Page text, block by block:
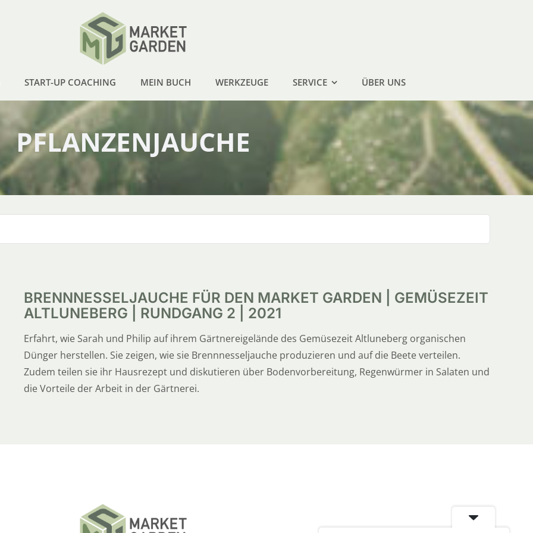
START-UP COACHING MEIN BUCH WERKZEUGE SERVICE ÜBER UNS
PFLANZENJAUCHE
BRENNNESSELJAUCHE FÜR DEN MARKET GARDEN | GEMÜSEZEIT
ALTLUNEBERG | RUNDGANG 2 | 2021
Erfahrt, wie Sarah und Philip auf ihrem Gärtnereigelände des Gemüsezeit Altluneberg organischen
Dünger herstellen. Sie zeigen, wie sie Brennnesseljauche produzieren und auf die Beete verteilen.
Zudem teilen sie ihr Hausrezept und diskutieren über Bodenvorbereitung, Regenwürmer in Salaten und
die Vorteile der Arbeit in der Gärtnerei.